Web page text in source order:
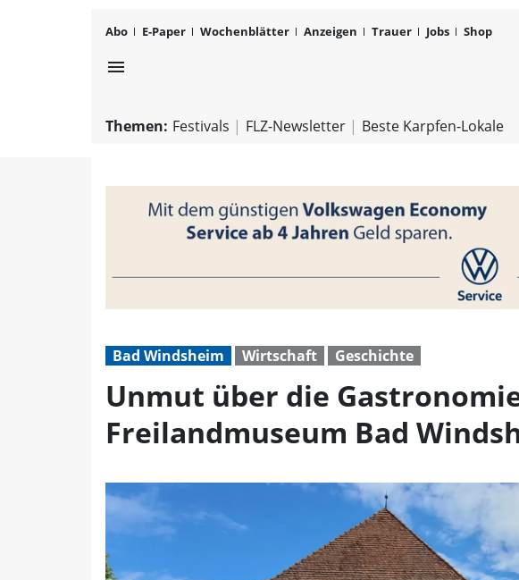
Abo E-Paper Wochenblätter Anzeigen Trauer Jobs Shop
menu
Themen: Festivals FLZ-Newsletter Beste Karpfen-Lokale
Bad Windsheim Wirtschaft Geschichte
Unmut über die
Freilandmuseum Bad